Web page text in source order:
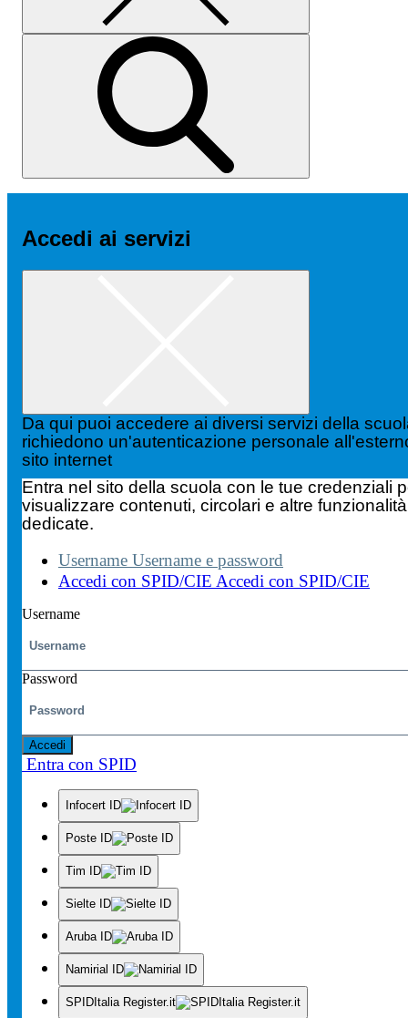
Accedi ai servizi
Da qui puoi accedere ai diversi servizi della
richiedono un'autenticazione personale
sito internet
Entra nel sito della scuola con le tue credenziali
visualizzare contenuti, circolari e altre
dedicate.
Username Username e password
Accedi con SPID/CIE Accedi con SPID/CIE
Username
Password
Accedi
Entra con SPID
Infocert ID
Poste ID
Tim ID
Sielte ID
Aruba ID
Namirial ID
SPIDItalia Register.it